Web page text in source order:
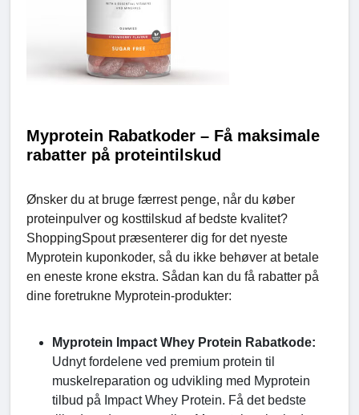
Myprotein Rabatkoder – Få maksimale
rabatter på proteintilskud
Ønsker du at bruge færrest penge, når du køber
proteinpulver og kosttilskud af bedste kvalitet?
ShoppingSpout præsenterer dig for det nyeste
Myprotein kuponkoder, så du ikke behøver at betale
en eneste krone ekstra. Sådan kan du få rabatter på
dine foretrukne Myprotein-produkter:
Myprotein Impact Whey Protein Rabatkode:
Udnyt fordelene ved premium protein til
muskelreparation og udvikling med Myprotein
tilbud på Impact Whey Protein. Få det bedste